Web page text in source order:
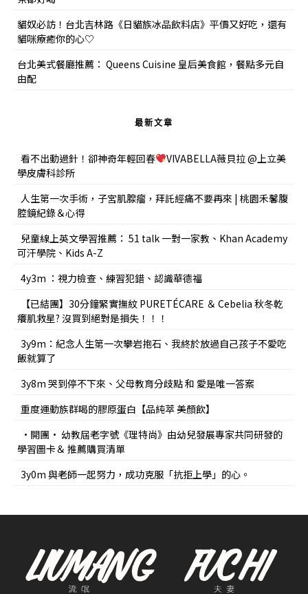
貓奴必訪！台北吉林路《日貓族冰品飲料店》平價又好吃，還有
貓咪療癒你的心♡
台北美式餐廳推薦： Queens Cuisine 皇后美食館，餐點多元自
由配
最新文章
看不出動過針！卻神奇年輕回春
VIVABELLA薇貝拉 @上立美
學皮膚科診所
人生第一次手術，子宮肌腺瘤，拜託經痛不要再來 | 桃園禾馨腹
腔鏡紀錄＆心得
兒童線上英文學習推薦： 51 talk 一對一家教、Khan Academy
可汗學院、Kids A-Z
4y3m ：視力檢查、練習犯錯、認識華德福
【已結團】30分鐘緊實撫紋 PURETÉCARE ＆ Cebelia 秋冬乾
癢肌救星? 沒買到絕對是損失！！！
3y9m：紀念人生第一次攀岩抱石、我終於放過自己孩子不愛吃
飯就算了
3y8m 哭到停不下來、父母教育分歧點 和 愛是唯一答案
重度運動族群喝的膠原蛋白【品純萃 美顏飲】
•開團• 幼教屆老字號《理特尚》由幼兒發展專家共同研發的
學習圖卡＆ 推薦購買清單
3y0m 與老師一起努力，成功克服「抗拒上學」的心。